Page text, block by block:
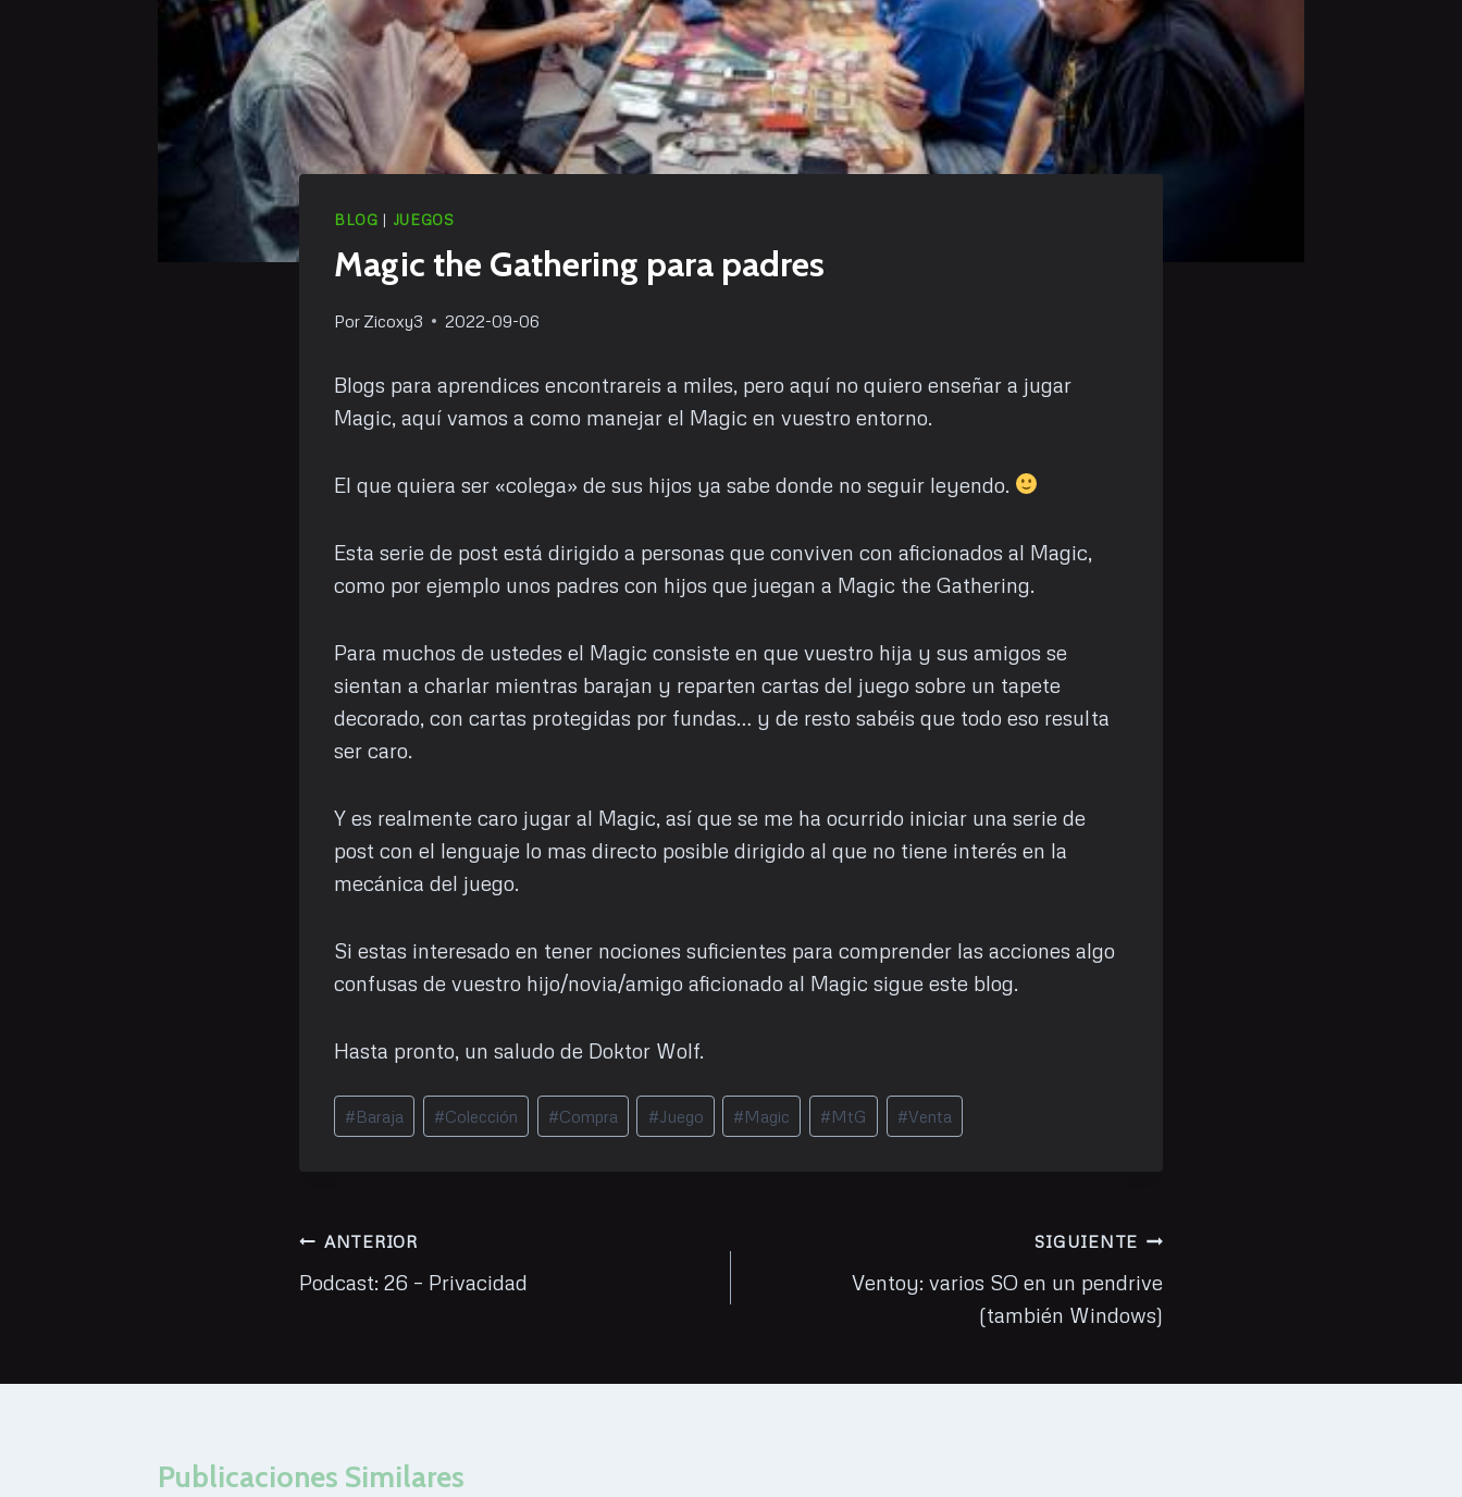
BLOG | JUEGOS
Magic the Gathering para padres
Por Zicoxy3 2022-09-06
Blogs para aprendices encontrareis a miles, pero aquí no quiero enseñar a jugar
Magic, aquí vamos a como manejar el Magic en vuestro entorno.
El que quiera ser «colega» de sus hijos ya sabe donde no seguir leyendo.
Esta serie de post está dirigido a personas que conviven con aficionados al Magic,
como por ejemplo unos padres con hijos que juegan a Magic the Gathering.
Para muchos de ustedes el Magic consiste en que vuestro hija y sus amigos se
sientan a charlar mientras barajan y reparten cartas del juego sobre un tapete
decorado, con cartas protegidas por fundas… y de resto sabéis que todo eso resulta
ser caro.
Y es realmente caro jugar al Magic, así que se me ha ocurrido iniciar una serie de
post con el lenguaje lo mas directo posible dirigido al que no tiene interés en la
mecánica del juego.
Si estas interesado en tener nociones suficientes para comprender las acciones algo
confusas de vuestro hijo/novia/amigo aficionado al Magic sigue este blog.
Hasta pronto, un saludo de Doktor Wolf.
Etiquetas
de
#Baraja #Colección #Compra #Juego #Magic #MtG #Venta
Navegación
de
ANTERIOR
Podcast: 26 – Privacidad
SIGUIENTE
Ventoy: varios SO en un pendrive
(también Windows)
Publicaciones Similares